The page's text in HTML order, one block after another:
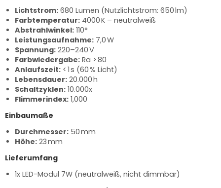
Lichtstrom: 680 Lumen (Nutzlichtstrom: 650 lm)
Farbtemperatur: 4000 K – neutralweiß
Abstrahlwinkel: 110°
Leistungsaufnahme: 7,0 W
Spannung: 220–240 V
Farbwiedergabe: Ra > 80
Anlaufszeit: < 1 s (60 % Licht)
Lebensdauer: 20.000 h
Schaltzyklen: 10.000x
Flimmerindex: 1,000
Einbaumaße
Durchmesser: 50 mm
Höhe: 23 mm
Lieferumfang
1x LED-Modul 7W (neutralweiß, nicht dimmbar)